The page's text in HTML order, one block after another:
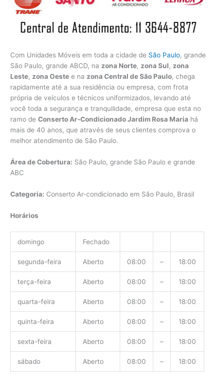
Com Unidades Móveis em toda a cidade de São Paulo, grande
São Paulo, grande ABCD, na zona Norte, zona Sul, zona
Leste, zona Oeste e na zona Central de São Paulo, chega
rapidamente até a sua residência ou empresa, com frota
própria de veículos e técnicos uniformizados, levando até
você toda a segurança e tranquilidade, empresa que esta no
ramo deConserto Ar-Condicionado Jardim Rosa Maria há
mais de 40 anos, que através de seus clientes comprova o
melhor atendimento de São Paulo.
Área de Cobertura: São Paulo, grande São Paulo e grande
ABC
Categoria: Conserto Ar-condicionado em São Paulo, Brasil
Horários
domingo Fechado
segunda-feira Aberto 08:00 – 18:00
terça-feira Aberto 08:00 – 18:00
quarta-feira Aberto 08:00 – 18:00
quinta-feira Aberto 08:00 – 18:00
sexta-feira Aberto 08:00 – 18:00
sábado Aberto 08:00 – 18:00